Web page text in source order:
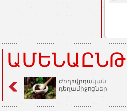
Ժողովրդական
դեղամիջոցներ